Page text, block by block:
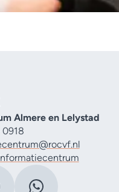
Almere en Lelystad